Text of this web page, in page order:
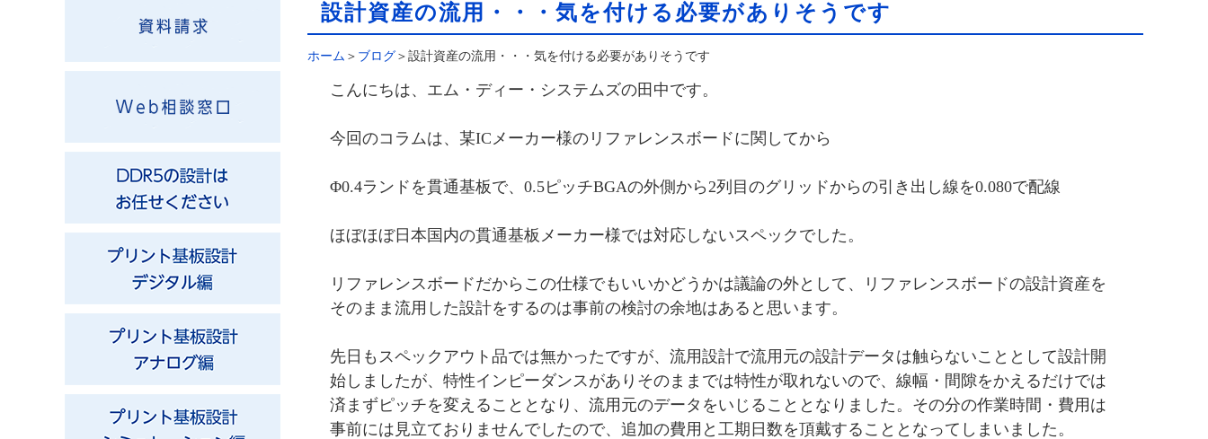
設計資産の流用・・・気を付ける必要がありそうです
ホーム ＞ ブログ ＞設計資産の流用・・・気を付ける必要がありそうです
こんにちは、エム・ディー・システムズの田中です。
今回のコラムは、某ICメーカー様のリファレンスボードに関してから
Φ0.4ランドを貫通基板で、0.5ピッチBGAの外側から2列目のグリッドからの引き出し線を0.080で配線
ほぼほぼ日本国内の貫通基板メーカー様では対応しないスペックでした。
リファレンスボードだからこの仕様でもいいかどうかは議論の外として、リファレンスボードの設計資産を
そのまま流用した設計をするのは事前の検討の余地はあると思います。
先日もスペックアウト品では無かったですが、流用設計で流用元の設計データは触らないこととして設計開
始しましたが、 特性インピーダンスがありそのままでは特性が取れないので、 線幅・間隙をかえるだけでは
済まずピッチを変えることとなり、 流用元のデータをいじることとなりました。その分の作業時間・費用は
事前には見立ておりませんでしたので、追加の費用と工期日数を頂戴することとなってしまいました。